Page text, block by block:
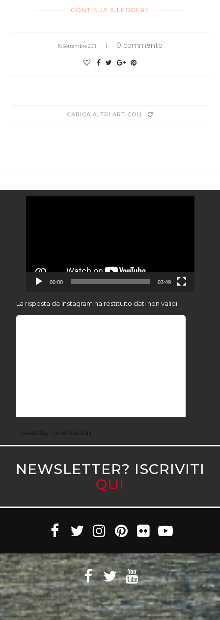
CONTINUA A LEGGERE
16 Settembre 2011 0 commento
CARICA ALTRI ARTICOLI
00:00 03:49
La risposta da Instagram ha restituito dati non validi.
Tweets by LorenzaVitali
NEWSLETTER? ISCRIVITI
QUI